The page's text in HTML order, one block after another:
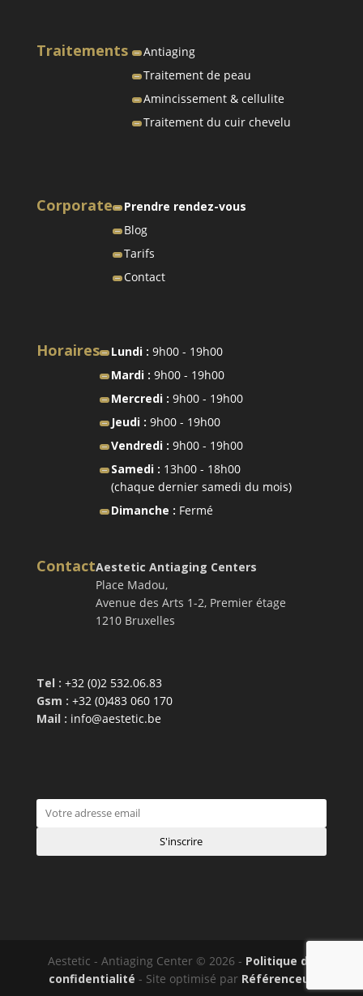
Traitements
Antiaging
Traitement de peau
Amincissement & cellulite
Traitement du cuir chevelu
Corporate
Prendre rendez-vous
Blog
Tarifs
Contact
Horaires Lundi : 9h00 - 19h00
Mardi : 9h00 - 19h00
Mercredi : 9h00 - 19h00
Jeudi : 9h00 - 19h00
Vendredi : 9h00 - 19h00
Samedi : 13h00 - 18h00
(chaque dernier samedi du mois)
Dimanche : Fermé
ContactAestetic Antiaging Centers
Place Madou,
Avenue des Arts 1-2, Premier étage
1210 Bruxelles
Tel : +32 (0)2 532.06.83
Gsm : +32 (0)483 060 170
Mail : info@aestetic.be
Aestetic - Antiaging Center © 2026 - Politique de
confidentialité - Site optimisé par Référenceur